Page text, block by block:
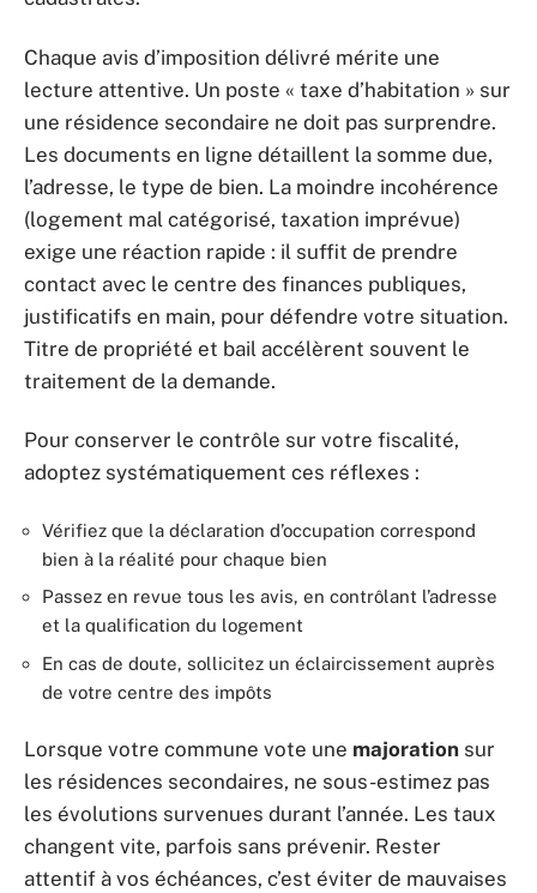
Chaque avis d’imposition délivré mérite une
lecture attentive. Un poste « taxe d’habitation » sur
une résidence secondaire ne doit pas surprendre.
Les documents en ligne détaillent la somme due,
l’adresse, le type de bien. La moindre incohérence
(logement mal catégorisé, taxation imprévue)
exige une réaction rapide : il suffit de prendre
contact avec le centre des finances publiques,
justificatifs en main, pour défendre votre situation.
Titre de propriété et bail accélèrent souvent le
traitement de la demande.
Pour conserver le contrôle sur votre fiscalité,
adoptez systématiquement ces réflexes :
Vérifiez que la déclaration d’occupation correspond
bien à la réalité pour chaque bien
Passez en revue tous les avis, en contrôlant l’adresse
et la qualification du logement
En cas de doute, sollicitez un éclaircissement auprès
de votre centre des impôts
Lorsque votre commune vote une majoration sur
les résidences secondaires, ne sous-estimez pas
les évolutions survenues durant l’année. Les taux
changent vite, parfois sans prévenir. Rester
attentif à vos échéances, c’est éviter de mauvaises